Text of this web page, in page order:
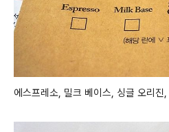
에스프레소, 밀크 베이스, 싱글 오리진,